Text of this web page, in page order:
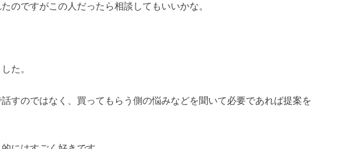
のですがこの人だったら相談してもいいかな。
た。
すのではなく、買ってもらう側の悩みなどを聞いて必要であれば提案を